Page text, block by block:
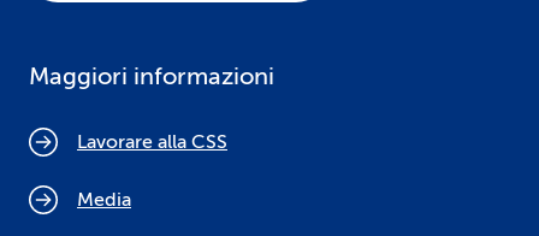
Maggiori informazioni
Lavorare alla CSS
Media